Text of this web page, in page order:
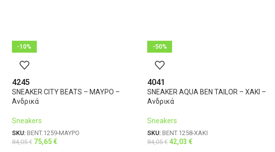
58
-10%
4245
SNEAKER CITY BEATS – ΜΑΥΡΟ –
Ανδρικά
Sneakers
SKU: BENT.1259-ΜΑΥΡΟ
84,05€ 75,65€
-50%
4041
SNEAKER AQUA BEN TAILOR – ΧΑΚΙ –
Ανδρικά
Sneakers
SKU: BENT.1258-ΧΑΚΙ
84,05€ 42,03€